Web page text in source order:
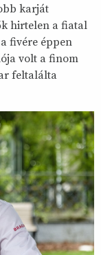
karját
hirtelen a fiatal
fivére éppen
volt a finom
feltalálta